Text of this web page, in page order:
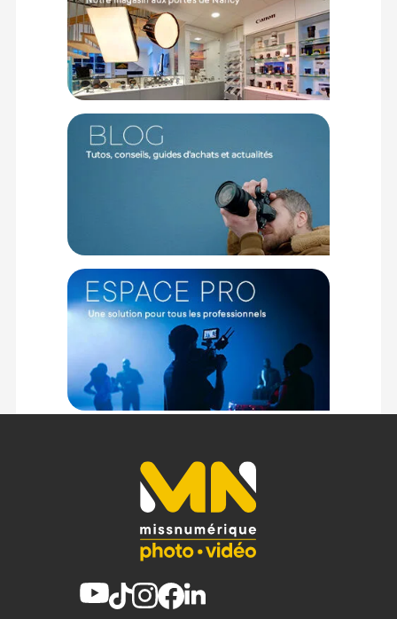
Un confort d’utilisation optimal
Les œilletons rabattables permettent une observation
confortable, même avec des lunettes. La molette de mise au
point centrale, discrète et antidérapante, assure un réglage
Caractéristiques des Bushnell Jumelles H2O 10x25 :
Angle de vision : 6,1°
Champ de vision : 320' à 1000 yd / 106,2 m à 1000 m
Distance minimale de mise au point : 5,1 m
Diamètre de la pupille de sortie : 2,5 mm
Dégagement oculaire : 10 mm
Réglage dioptrique : Oui
Type de mise au point : Centrale
Étanchéité : IPX7
Remplissage : Azote (antibuée)
Dimensions : 10,4 cm de long
CONTENU DU CARTON
1 x Bushnell Jumelles H2O 10x25
Offre valable jusqu'au 09-08-2026 inclus.
Code EAN Bushnell Jumelles H2O 10x25 - Jumelles randonnée
/ nature - Achat et prix :029757007674